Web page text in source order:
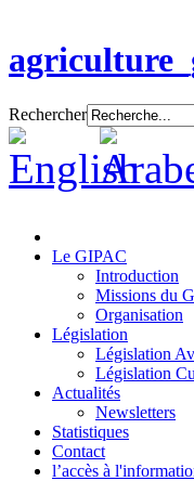
Rechercher
Le GIPAC
Introduction
Missions du
Organisation
Législation
Législation
Législation
Actualités
Newsletters
Statistiques
Contact
l’accès à